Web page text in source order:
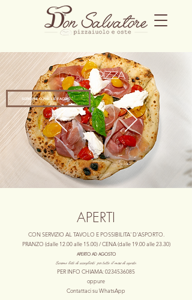
APERTI
CON SERVIZIO AL TAVOLO E POSSIBILITA' D'ASPORTO.
PRANZO (dalle 12.00 alle 15.00) / CENA (dalle 19.00 alle 23.30)
APERTO AD AGOSTO
Saremo lieti di accoglierti per tutto il mese di agosto.
PER INFO CHIAMA:0234536085
oppure
Contattaci su WhatsApp
LA MIA PIZZA
SCROPRI COME LE FACCIO.